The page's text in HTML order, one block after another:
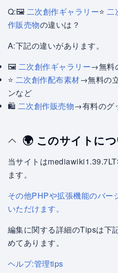
Q:🖼️ 二次創作ギャラリー⭐二
作販売物の違いは？
A:下記の違いがあります。
🖼️ 二次創作ギャラリー→無料
⭐ 二次創作配布素材→無料の
ンなど
🛍️ 二次創作販売物→有料のグ
🌍️ このサイトに
当サイトは
ます。
その他PHPや拡張機能のバー
いただけます。
編集に関する詳細のTipsは下
めてあります。
ヘルプ:管理tips